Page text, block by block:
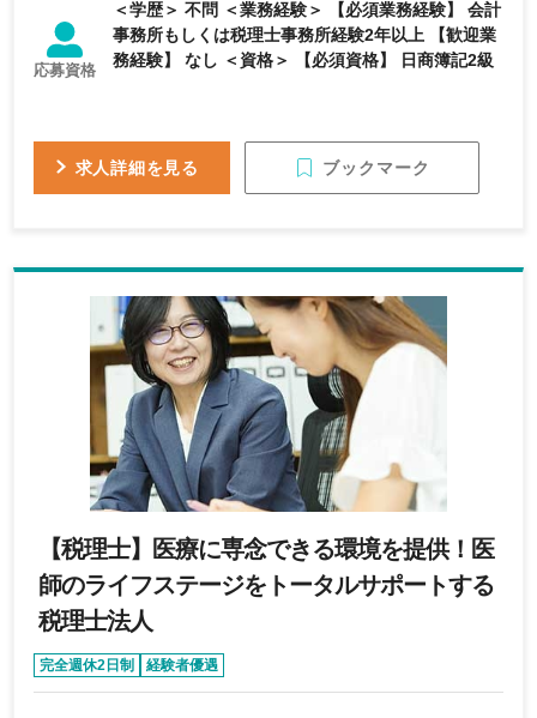
応募資格
＜学歴＞ 不問 ＜業務経験＞ 【必須業務経験】 会計
事務所もしくは税理士事務所経験2年以上 【歓迎業
務経験】 なし ＜資格＞ 【必須資格】 日商簿記2級
求人詳細を見る ブックマーク
【税理士】医療に専念できる環境を提供！医
師のライフステージをトータルサポートする
税理士法人
完全週休2日制 経験者優遇